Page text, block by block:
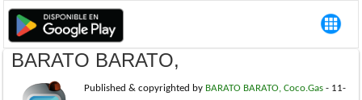
BARATO BARATO,
Published & copyrighted by BARATO BARATO, Coco.Gas - 11-